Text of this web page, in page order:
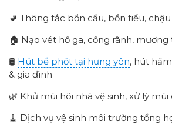
🚽 Thông tắc bồn cầu, bồn tiểu,
🏠 Nạo vét hố ga, cống rãnh,
🛢 Hút bể phốt tại hưng yên, hút
& gia đình
🌿 Khử mùi hôi nhà vệ sinh, xử lý
🧹 Dịch vụ vệ sinh môi trường tổng